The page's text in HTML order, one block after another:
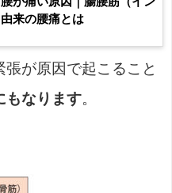
来の腰痛とは
が原因で起こること
もなります。